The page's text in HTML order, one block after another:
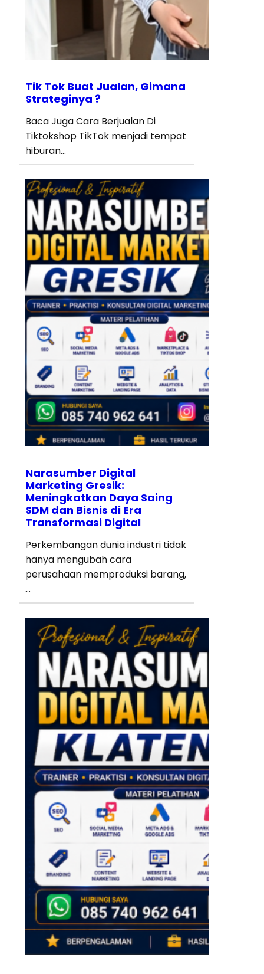
Tik Tok Buat Jualan, Gimana
Strateginya ?
Baca Juga Cara Berjualan Di
Tiktokshop TikTok menjadi tempat
hiburan…
Narasumber Digital
Marketing Gresik:
Meningkatkan Daya Saing
SDM dan Bisnis di Era
Transformasi Digital
Perkembangan dunia industri tidak
hanya mengubah cara
perusahaan memproduksi barang,
…